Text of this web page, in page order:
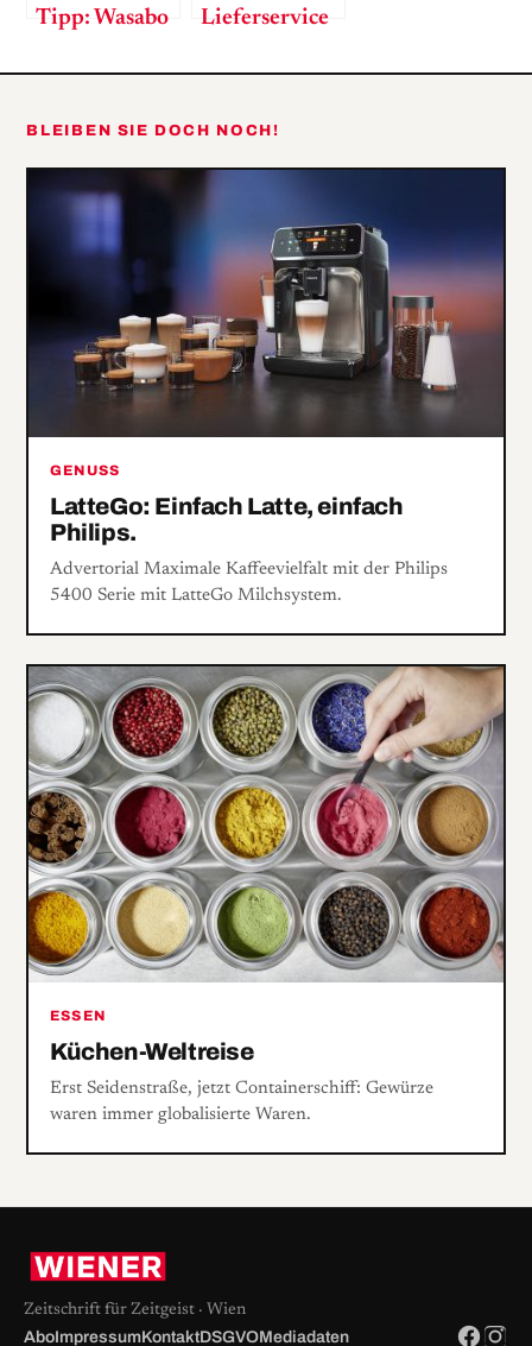
Tipp: Wasabo
Lieferservice
vegan food
BLEIBEN SIE DOCH NOCH!
GENUSS
LatteGo: Einfach Latte, einfach
Philips.
Advertorial Maximale Kaffeevielfalt mit der Philips
5400 Serie mit LatteGo Milchsystem.
ESSEN
Küchen-Weltreise
Erst Seidenstraße, jetzt Containerschiff: Gewürze
waren immer globalisierte Waren.
Zeitschrift für Zeitgeist · Wien
AboImpressumKontaktDSGVOMediadaten